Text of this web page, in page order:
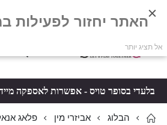
Toggle
בלעדי בסופר טויס - אפשרות לאספקה
הבלוג אביזרי מין פלאג
האתר יחזור לפעילות
אל תציג יותר